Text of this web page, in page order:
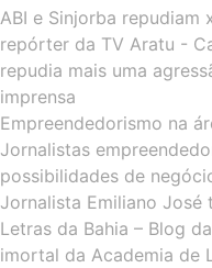
ABI e Sinjorba repudiam
repórter da TV Aratu -
repudia mais uma
imprensa
Empreendedorismo na
Jornalistas
possibilidades de
Jornalista Emiliano José
Letras da Bahia – Blog
imortal da Academia de